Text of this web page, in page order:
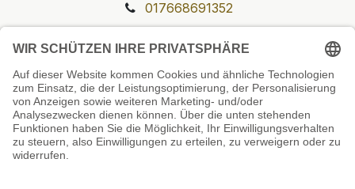
017668691352
Unsere Prüfsiegel